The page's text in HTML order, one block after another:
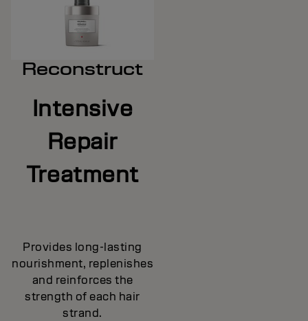
Reconstruct
Intensive
Repair
Treatment
Provides long-lasting
nourishment, replenishes
and reinforces the
strength of each hair
strand.